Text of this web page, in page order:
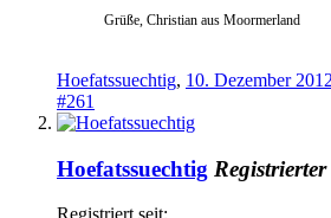
Grüße, Christian aus Moormerland
Hoefatssuechtig, 10. Dezember 2012
#261
Hoefatssuechtig